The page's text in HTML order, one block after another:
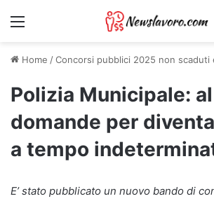
Menu
Home /Concorsi pubblici 2025 non scaduti
Polizia Municipale:
domande per
a tempo
E’ stato pubblicato un nuovo bando di